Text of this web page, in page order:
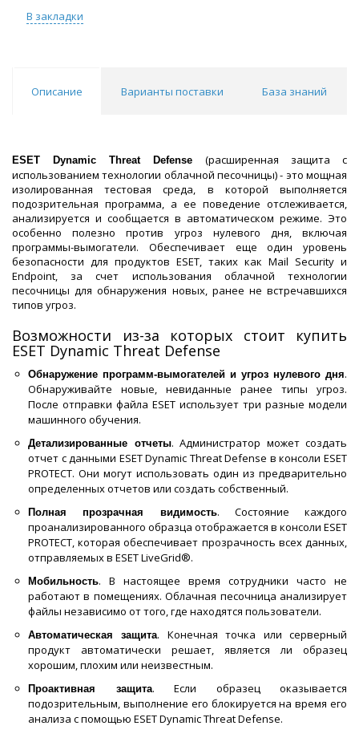
В закладки
Описание Варианты поставки База знаний
ESET Dynamic Threat Defense (расширенная защита с
использованием технологии облачной песочницы) - это мощная
изолированная тестовая среда, в которой выполняется
подозрительная программа, а ее поведение отслеживается,
анализируется и сообщается в автоматическом режиме. Это
особенно полезно против угроз нулевого дня, включая
программы-вымогатели. Обеспечивает еще один уровень
безопасности для продуктов ESET, таких как Mail Security и
Endpoint, за счет использования облачной технологии
песочницы для обнаружения новых, ранее не встречавшихся
типов угроз.
Возможности из-за которых стоит купить
ESET Dynamic Threat Defense
Обнаружение программ-вымогателей и угроз нулевого дня.
Обнаруживайте новые, невиданные ранее типы угроз.
После отправки файла ESET использует три разные модели
машинного обучения.
Детализированные отчеты. Администратор может создать
отчет с данными ESET Dynamic Threat Defense в консоли ESET
PROTECT. Они могут использовать один из предварительно
определенных отчетов или создать собственный.
Полная прозрачная видимость. Состояние каждого
проанализированного образца отображается в консоли ESET
PROTECT, которая обеспечивает прозрачность всех данных,
отправляемых в ESET LiveGrid®.
Мобильность. В настоящее время сотрудники часто не
работают в помещениях. Облачная песочница анализирует
файлы независимо от того, где находятся пользователи.
Автоматическая защита. Конечная точка или серверный
продукт автоматически решает, является ли образец
хорошим, плохим или неизвестным.
Проактивная защита. Если образец оказывается
подозрительным, выполнение его блокируется на время его
анализа с помощью ESET Dynamic Threat Defense.